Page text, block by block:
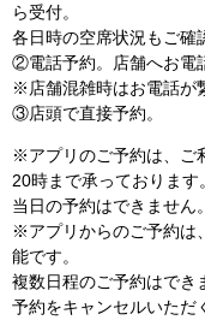
ら受付。
各日時の空席状況もご確
②電話予約。店舗へお電
※店舗混雑時はお電話が
③店頭で直接予約。
※アプリのご予約は、ご
20時まで承っております。
当日の予約はできません。
※アプリからのご予約は
能です。
複数日程のご予約はでき
予約をキャンセルいただ